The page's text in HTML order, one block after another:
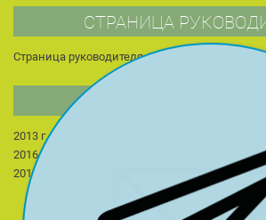
СТРАНИЦА
Страница руководителя
2013 г.
2016 г.
2019 г.